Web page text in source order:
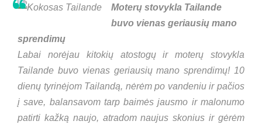
Moterų stovykla Tailande
buvo vienas geriausių mano
sprendimų
Labai norėjau kitokių atostogų ir moterų stovykla
Tailande buvo vienas geriausių mano sprendimų! 10
dienų tyrinėjom Tailandą, nėrėm po vandeniu ir pačios
į save, balansavom tarp baimės jausmo ir malonumo
patirti kažką naujo, atradom naujus skonius ir gėrėm